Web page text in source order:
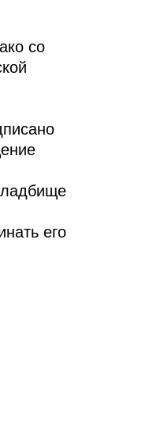
со
eгo